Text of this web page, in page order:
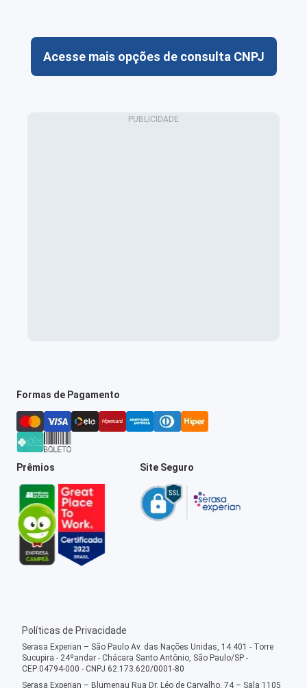
Acesse mais opções de consulta CNPJ
Formas de Pagamento
Prêmios Site Seguro
Políticas de Privacidade
Serasa Experian – São Paulo Av. das Nações Unidas, 14.401 - Torre
Sucupira - 24ºandar - Chácara Santo Antônio, São Paulo/SP -
CEP:04794-000 - CNPJ 62.173.620/0001-80
Serasa Experian – Blumenau Rua Dr. Léo de Carvalho, 74 – Sala 1105